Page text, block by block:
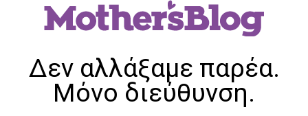
Δεν αλλάξαμε παρέα.
Μόνο διεύθυνση.